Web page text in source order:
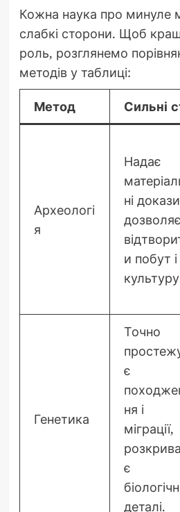
Кожна наука про минуле
слабкі сторони. Щоб
роль, розглянемо
методів у таблиці:
Метод Сильні
Археологі
я
Надає
ні
дозволяє
и побут і
Генетика
Точно
є
ня і
міграції,
розкрива
є
деталі.